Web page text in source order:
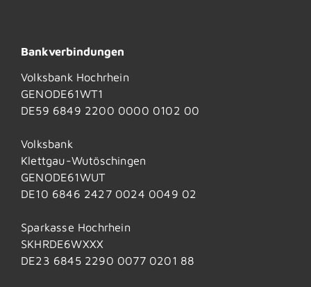
Bankverbindungen
Volksbank Hochrhein
GENODE61WT1
DE59 6849 2200 0000 0102 00
Volksbank
Klettgau-Wutöschingen
GENODE61WUT
DE10 6846 2427 0024 0049 02
Sparkasse Hochrhein
SKHRDE6WXXX
DE23 6845 2290 0077 0201 88